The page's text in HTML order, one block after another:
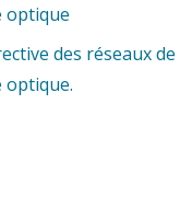
optique
des réseaux de
optique.